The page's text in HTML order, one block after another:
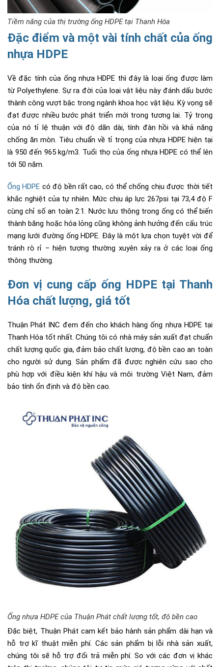
Tiềm năng của thị trường ống HDPE tại Thanh Hóa
Đặc điểm và một vài tính chất của ống
nhựa HDPE
Về đặc tính của ống nhựa HDPE thì đây là loại ống được làm
từ Polyethylene. Sự ra đời của loại vật liệu này đánh dấu bước
thành công vượt bậc trong ngành khoa học vật liệu. Kỳ vọng sẽ
đạt được nhiều bước phát triển mới trong tương lai. Tỷ trọng
của nó tỉ lệ thuận với độ dãn dài, tính đàn hồi và khả năng
chống ăn mòn. Tiêu chuẩn về tỉ trọng của nhựa HDPE hiện tại
là 950 đến 965 kg/m3. Tuổi thọ của ống nhựa HDPE có thể lên
tới 50 năm.
Ống HDPE có độ bền rất cao, có thể chống chịu được thời tiết
khắc nghiệt của tự nhiên. Mức chịu áp lực 267psi tại 73,4 độ F
cùng chỉ số an toàn 2:1. Nước lưu thông trong ống có thể biến
thành băng hoặc hóa lỏng cũng không ảnh hưởng đến cấu trúc
mạng lưới đường ống HDPE. Đây là một lựa chọn tuyệt vời để
tránh rò rỉ – hiện tượng thường xuyên xảy ra ở các loại ống
thông thường.
Đơn vị cung cấp ống HDPE tại Thanh
Hóa chất lượng, giá tốt
Thuận Phát INC đem đến cho khách hàng ống nhựa HDPE tại
Thanh Hóa tốt nhất. Chúng tôi có nhà máy sản xuất đạt chuẩn
chất lượng quốc gia, đảm bảo chất lượng, độ bền cao an toàn
cho người sử dụng. Sản phẩm đã được nghiên cứu sao cho
phù hợp với điều kiện khí hậu và môi trường Việt Nam, đảm
bảo tính ổn định và độ bền cao.
Ống nhựa HDPE của Thuận Phát chất lượng tốt, độ bền cao
Đặc biệt, Thuận Phát cam kết bảo hành sản phẩm dài hạn và
hỗ trợ kĩ thuật miễn phí. Các sản phẩm bị lỗi nhà sản xuất,
chúng tôi sẽ hỗ trợ đổi trả miễn phí. So với các đơn vị khác